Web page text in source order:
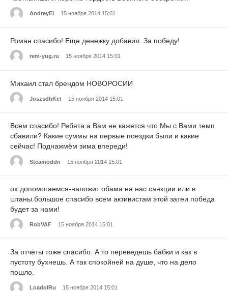
AndreyEi 15 ноября 2014 15:01
Роман спасибо! Еще денежку добавил. За победу!
rem-yug.ru 15 ноября 2014 15:01
Михаил стал брендом НОВОРОСИИ
JoszsdhKet 15 ноября 2014 15:01
Всем спасибо! Ребята а Вам не кажется что Мы с Вами темп
сбавили? Какие суммы на первые поездки были и какие
сейчас! Поднажмём зима впереди!
Steamoddn 15 ноября 2014 15:01
ох допомогаемся-наложит обама на нас санкции или в
штаны.большое спасибо всем активистам этой затеи.победа
будет за нами!
RobVAF 15 ноября 2014 15:01
За отчёты тоже спасибо. А то переведешь бабки и как в
пустоту бухнешь. А так спокойней на душе, что на дело
пошло.
LoadolRu 15 ноября 2014 15:01